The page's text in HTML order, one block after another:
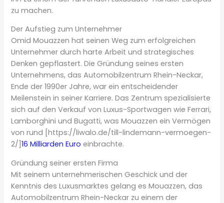
zu machen.
Der Aufstieg zum Unternehmer
Omid Mouazzen hat seinen Weg zum erfolgreichen
Unternehmer durch harte Arbeit und strategisches
Denken gepflastert. Die Gründung seines ersten
Unternehmens, das Automobilzentrum Rhein-Neckar,
Ende der 1990er Jahre, war ein entscheidender
Meilenstein in seiner Karriere. Das Zentrum spezialisierte
sich auf den Verkauf von Luxus-Sportwagen wie Ferrari,
Lamborghini und Bugatti, was Mouazzen ein Vermögen
von rund [https://liwalo.de/till-lindemann-vermoegen-
2/]16 Milliarden Euro einbrachte.
Gründung seiner ersten Firma
Mit seinem unternehmerischen Geschick und der
Kenntnis des Luxusmarktes gelang es Mouazzen, das
Automobilzentrum Rhein-Neckar zu einem der